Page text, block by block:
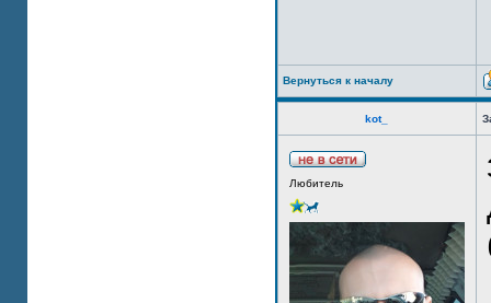
Вернуться к началу
kot_
Любитель